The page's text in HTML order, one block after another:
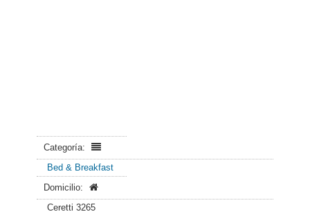
Categoría:
Bed & Breakfast
Domicilio:
Ceretti 3265